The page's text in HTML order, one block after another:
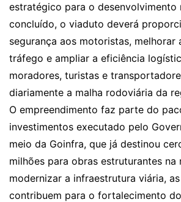
estratégico para o desenvolvimento
concluído, o viaduto deverá
segurança aos motoristas, melhorar
tráfego e ampliar a eficiência
moradores, turistas e
diariamente a malha rodoviária da
O empreendimento faz parte do
investimentos executado pelo
meio da Goinfra, que já destinou
milhões para obras estruturantes na
modernizar a infraestrutura viária,
contribuem para o fortalecimento